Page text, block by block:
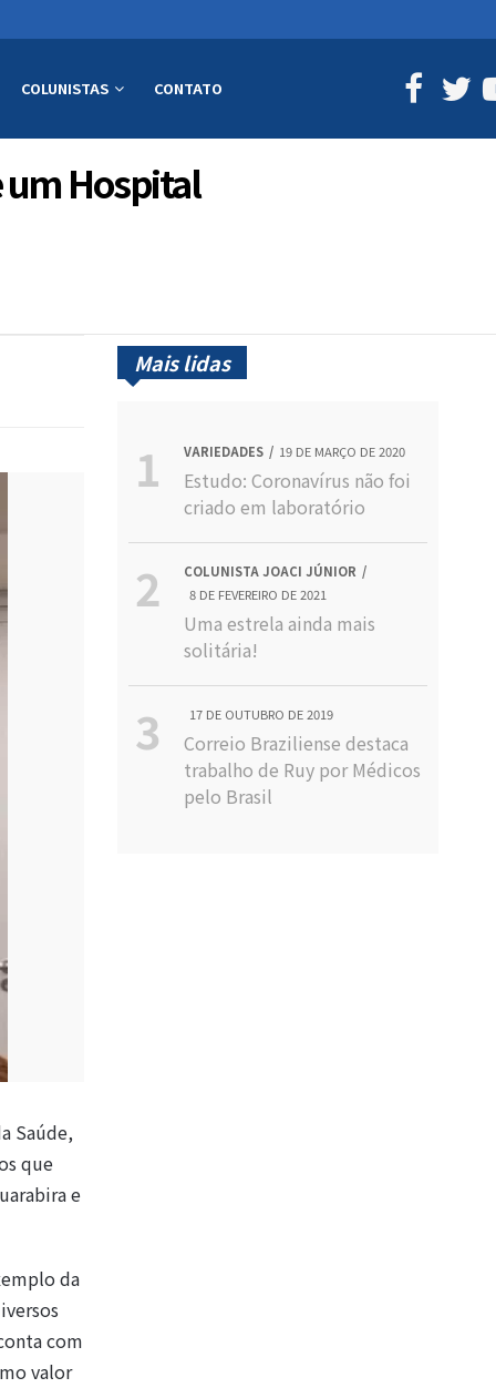
COLUNISTAS CONTATO
Hospital
Saúde,
que
e
da
com
valor
Mais lidas
VARIEDADES 19 DE MARÇO DE 2020
Estudo: Coronavírus não foi
criado em laboratório
COLUNISTA JOACI JÚNIOR
8 DE FEVEREIRO DE 2021
Uma estrela ainda mais
solitária!
17 DE OUTUBRO DE 2019
Correio Braziliense destaca
trabalho de Ruy por Médicos
pelo Brasil